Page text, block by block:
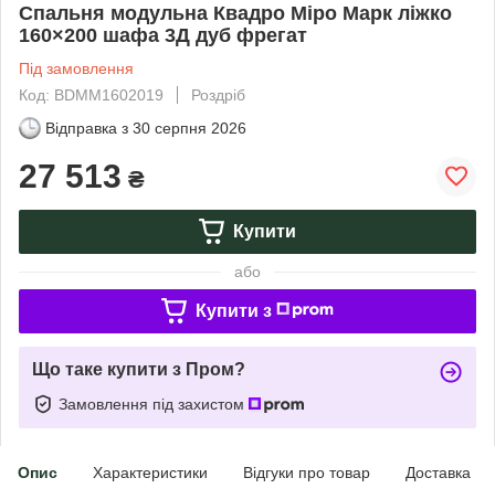
Спальня модульна Квадро Міро Марк ліжко
160×200 шафа 3Д дуб фрегат
Під замовлення
Код: BDMM1602019
Роздріб
Відправка з 30 серпня 2026
27 513 ₴
Купити
або
Купити з
Що таке купити з Пром?
Замовлення під захистом
Опис Характеристики Відгуки про товар Доставка